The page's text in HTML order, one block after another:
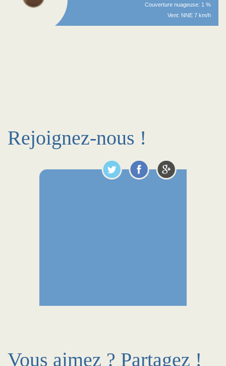
Couverture nuageuse: 1 %
Vent: NNE 7 km/h
Rejoignez-nous !
Vous aimez ? Partagez !